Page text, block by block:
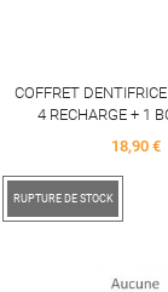
COFFRET
4 RECHARGE + 1
Price
18,90 €
RUPTURE DE STOCK